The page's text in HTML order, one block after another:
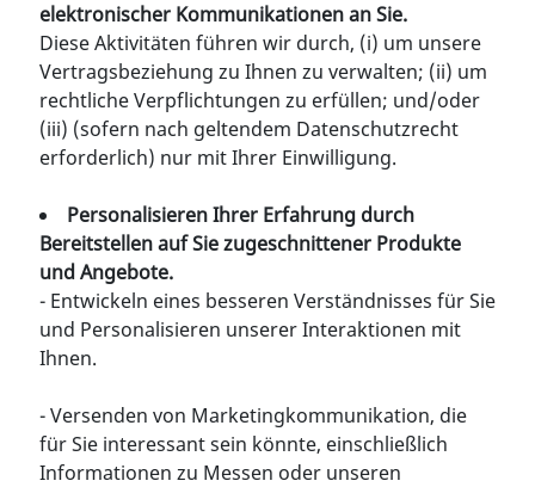
elektronischer Kommunikationen an Sie.
Diese Aktivitäten führen wir durch, (i) um unsere
Vertragsbeziehung zu Ihnen zu verwalten; (ii) um
rechtliche Verpflichtungen zu erfüllen; und/oder
(iii) (sofern nach geltendem Datenschutzrecht
erforderlich) nur mit Ihrer Einwilligung.
Personalisieren Ihrer Erfahrung durch
Bereitstellen auf Sie zugeschnittener Produkte
und Angebote.
- Entwickeln eines besseren Verständnisses für Sie
und Personalisieren unserer Interaktionen mit
Ihnen.
- Versenden von Marketingkommunikation, die
für Sie interessant sein könnte, einschließlich
Informationen zu Messen oder unseren